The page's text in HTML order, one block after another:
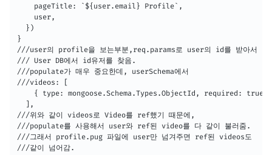
    pageTitle: `${user.email} Profile`,
    user,
  })
}
///user의 profile을 보는부분,req.params로 user의 id를 받아서
/// User DB에서 id유저를 찾음.
///populate가 매우 중요한데, userSchema에서
///videos: [
{ type: mongoose.Schema.Types.ObjectId, required: true,
  ],
///위와 같이 videos로 Video를 ref했기 때문에,
///populate를 사용해서 user와 ref된 video를 다 같이 불러줌.
///그래서 profile.pug 파일에 user만 넘겨주면 ref된 videos도
///같이 넘어감.